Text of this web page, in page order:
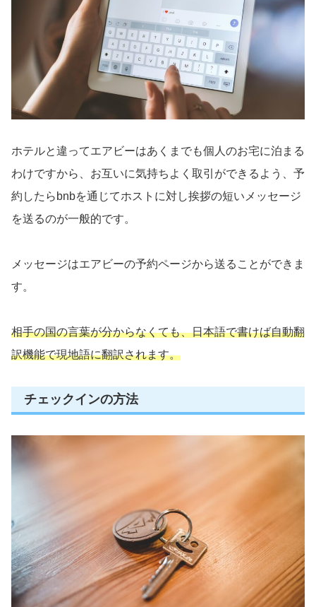
ホテルと違ってエアビーはあくまでも個人のお宅に泊まる
わけですから、お互いに気持ちよく取引ができるよう、予
約したらbnbを通じてホストに対し挨拶の短いメッセージ
を送るのが一般的です。
メッセージはエアビーの予約ページから送ることができま
す。
相手の国の言葉が分からなくても、日本語で書けば自動翻
訳機能で現地語に翻訳されます。
チェックインの方法